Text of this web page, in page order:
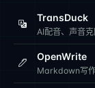
TransDuck
AI配音、声音
OpenWrite
Markdown写